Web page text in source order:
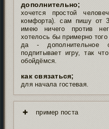
дополнительно;
хочется простой
комфорта). сам пишу от
имею ничего против
хотелось бы примерно
да - дополнительное
подпитывает игру, так
обойдёмся.
как связаться;
для начала гостевая.
пример поста